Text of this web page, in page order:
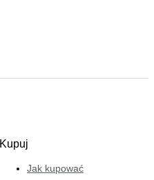
Kupuj
Jak kupować